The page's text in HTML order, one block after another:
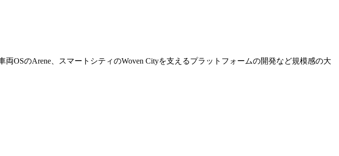
OSのArene、スマートシティのWoven Cityを支えるプラットフォームの開発など規模感の大